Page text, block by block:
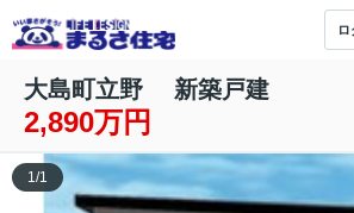
大島町立野 新築戸建
2,890万円
1/1